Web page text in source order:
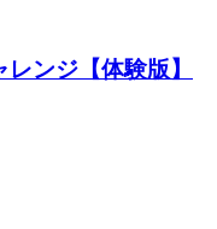
ンジ【体験版】